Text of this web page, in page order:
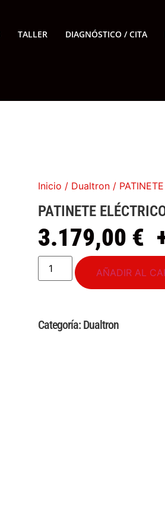
TALLER DIAGNÓSTICO / CITA
Inicio / Dualtron /
PATINETE
3.179,00 €
AÑADIR AL
Categoría: Dualtron